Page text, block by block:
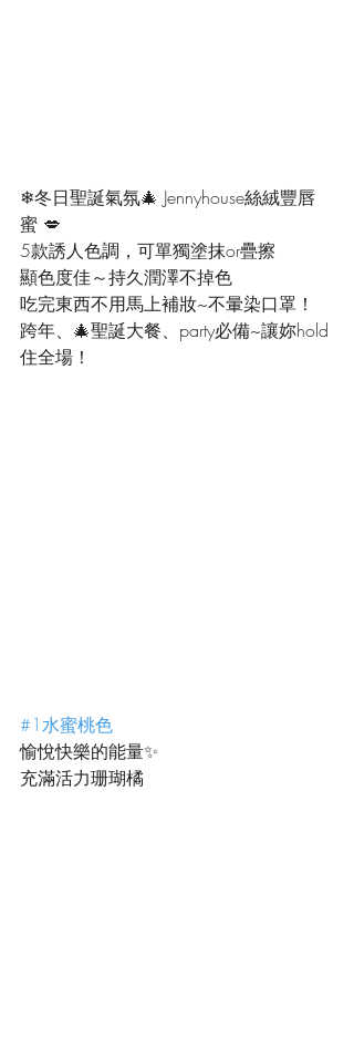
❄冬日聖誕氣氛🎄 Jennyhouse絲絨豐唇
蜜 💋
5款誘人色調，可單獨塗抹or疊擦
顯色度佳～持久潤澤不掉色
吃完東西不用馬上補妝~不暈染口罩！
跨年、🎄聖誕大餐、party必備~讓妳hold
住全場！
#1水蜜桃色
愉悅快樂的能量✨
充滿活力珊瑚橘